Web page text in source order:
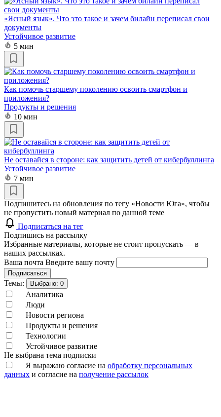
«Ясный язык». Что это такое и зачем билайн переписал свои
документы
Устойчивое развитие
5 мин
Как помочь старшему поколению освоить смартфон и
приложения?
Продукты и решения
10 мин
Не оставайся в стороне: как защитить детей от кибербуллинга
Устойчивое развитие
7 мин
Подпишитесь на обновления по тегу «Новости Юга», чтобы
не пропустить новый материал по данной теме
Подписаться на тег
Подпишись на рассылку
Избранные материалы, которые не стоит пропускать — в
наших рассылках.
Ваша почта Введите вашу почту
Подписаться
Темы: Выбрано: 0
Аналитика
Люди
Новости региона
Продукты и решения
Технологии
Устойчивое развитие
Не выбрана тема подписки
Я выражаю согласие на обработку персональных
данных и согласие на получение рассылок